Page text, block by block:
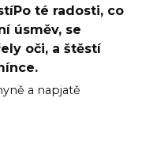
té radosti, co
úsměv, se
oči, a štěstí
a napjatě